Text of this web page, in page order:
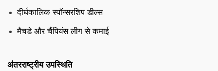
दीर्घकालिक स्पॉन्सरशिप डील्स
मैचडे और चैंपियंस लीग से कमाई
अंतरराष्ट्रीय उपस्थिति